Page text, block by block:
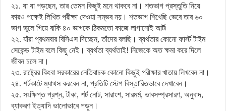
২১. যা যা পড়ছেন, তার তেমন কিছুই মনে থাকবে না। শতভাগ প্রস্তুতি নিয়ে
কারও পক্ষেই লিখিত পরীক্ষা দেওয়া সম্ভব নয়। শতভাগ শিখেছি ভেবে তার ৬০
ভাগ ভুলে গিয়ে বাকি ৪০ ভাগকে ঠিকমতো কাজে লাগানোই আর্ট৷
২২. যাঁরা প্রথমবার বিসিএস দিচ্ছেন, তাঁদের বলছি। ব্যর্থতার কোনো ফার্স্ট টাইম
সেকেন্ড টাইম বলে কিছু নেই। ব্যর্থতা ব্যর্থতাই! নিজেকে অত ক্ষমা করে দিলে
জীবন চলে না।
২৩. রাষ্ট্রের কিংবা সরকারের নেতিবাচক কোনো কিছুই পরীক্ষার খাতায় লিখবেন না।
২৪. শর্টকাটে ম্যাথস করবেন না, প্রতিটি স্টেপ বিস্তারিতভাবে দেখাবেন।
২৫. সংক্ষিপ্ত প্রশ্ন, টীকা, শর্ট নোট, সারাংশ, সারমর্ম, ভাবসম্প্রসারণ, অনুবাদ,
ব্যাকরণ ইত্যাদি ভালোভাবে পড়ুন।